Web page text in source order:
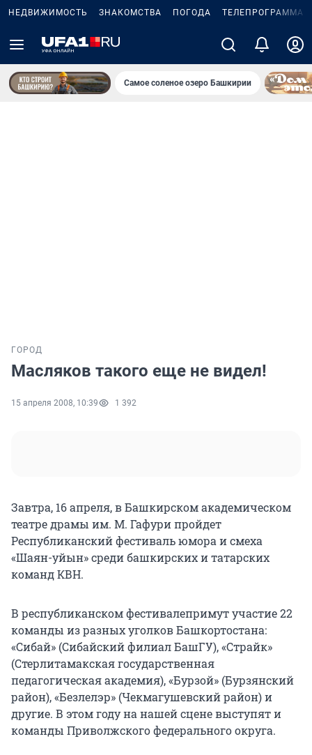
НЕДВИЖИМОСТЬ ЗНАКОМСТВА ПОГОДА ТЕЛЕПРОГРАММА
Самое соленое озеро Башкирии
ГОРОД
Масляков такого еще не видел!
15 апреля 2008, 10:39 1 392
Завтра, 16 апреля, в Башкирском академическом
театре драмы им. М. Гафури пройдет
Республиканский фестиваль юмора и смеха
«Шаян-уйын» среди башкирских и татарских
команд КВН.
В республиканском фестивалепримут участие 22
команды из разных уголков Башкортостана:
«Сибай» (Сибайский филиал БашГУ), «Страйк»
(Стерлитамакская государственная
педагогическая академия), «Бурзой» (Бурзянский
район), «Безлелэр» (Чекмагушевский район) и
другие. В этом году на нашей сцене выступят и
команды Приволжского федерального округа.